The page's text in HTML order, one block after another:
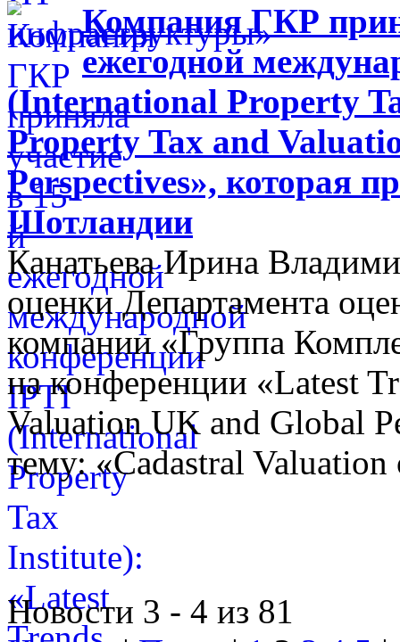
Компания ГКР
ежегодной
(International Property
Property Tax and
Perspectives», которая
Шотландии
Канатьева Ирина
оценки Департамента
компании «Группа
на конференции «Latest
Valuation UK and Global
тему: «Cadastral
Новости 3 - 4 из 81